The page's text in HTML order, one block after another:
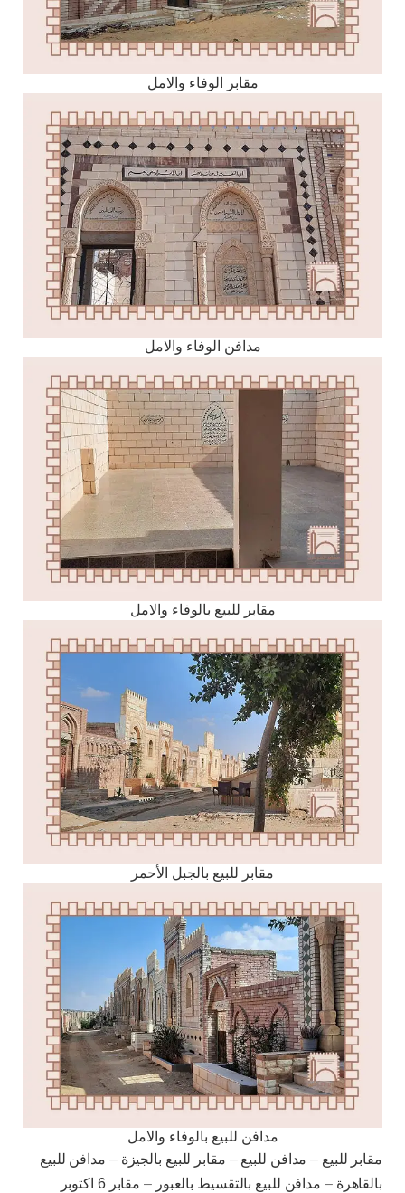
مقابر الوفاء والامل
مدافن الوفاء والامل
مقابر للبيع بالوفاء والامل
مقابر للبيع بالجبل الأحمر
مدافن للبيع بالوفاء والامل
مقابر للبيع – مدافن للبيع – مقابر للبيع بالجيزة – مدافن للبيع
بالقاهرة – مدافن للبيع بالتقسيط بالعبور –
مقابر 6 اكتوبر